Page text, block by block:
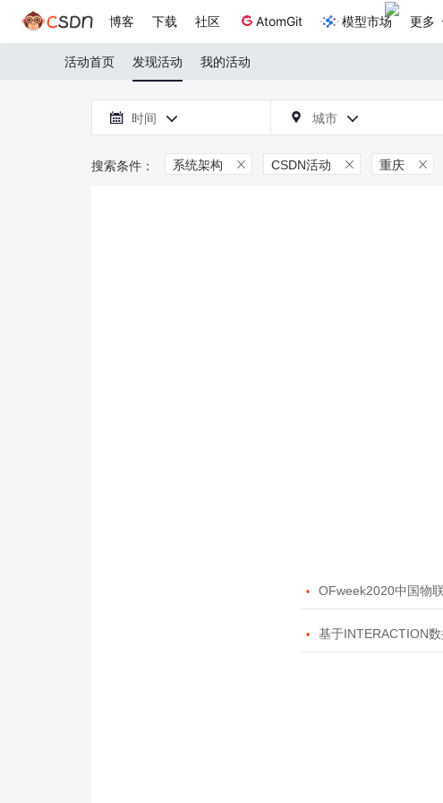
博客 下载 社区 AtomGit 模型市场 更多
活动首页 发现活动 我的活动
 时间   城市 
系统架构  CSDN活动  重庆 
 OFweek2020中国物
 基于INTERACTION数据集